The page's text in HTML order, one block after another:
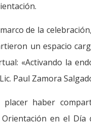
de la
un espacio
«Activando la
Paul Zamora
haber
en el Día